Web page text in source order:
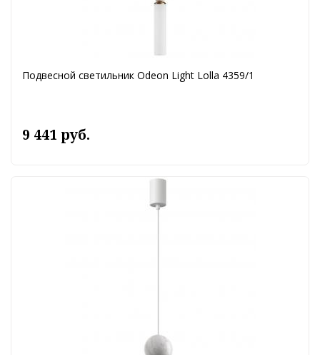
Подвесной светильник Odeon Light Lolla 4359/1
9 441 руб.